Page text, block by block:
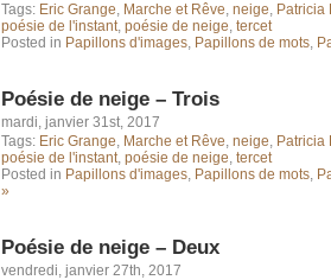
Tags: Eric Grange, Marche et Rêve, neige, Patricia
poésie de l'instant, poésie de neige, tercet
Posted in Papillons d'images, Papillons de mots,
Poésie de neige – Trois
mardi, janvier 31st, 2017
Tags: Eric Grange, Marche et Rêve, neige, Patricia
poésie de l'instant, poésie de neige, tercet
Posted in Papillons d'images, Papillons de mots,
»
Poésie de neige – Deux
vendredi, janvier 27th, 2017